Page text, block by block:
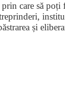
care să
și